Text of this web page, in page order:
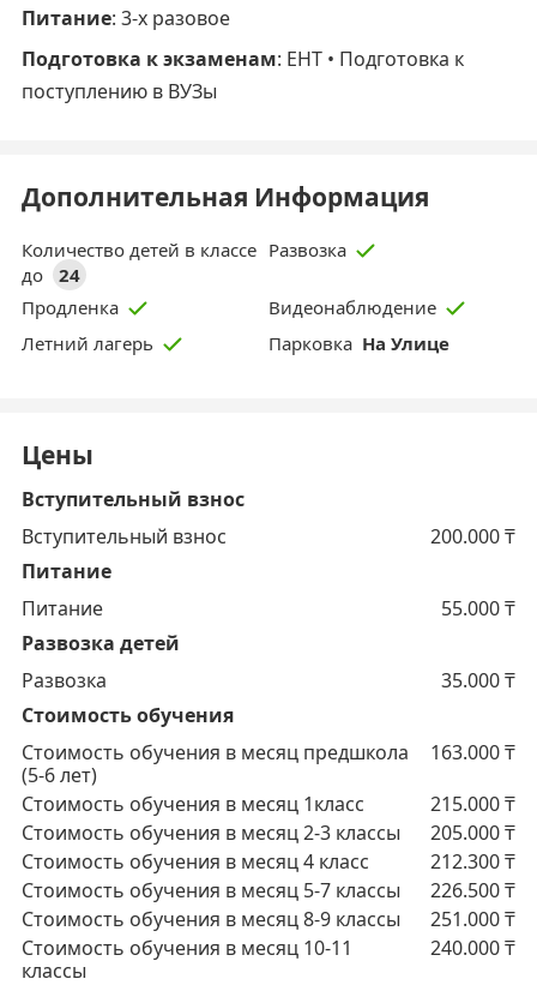
Питание: 3-х разовое
Подготовка к экзаменам: ЕНТ • Подготовка к
поступлению в ВУЗы
Дополнительная Информация
Количество детей в классе
до
24
Развозка
Продленка
Видеонаблюдение
Летний лагерь
Парковка На Улице
Цены
Вступительный взнос
Вступительный взнос
200.000₸
Питание
Питание
55.000₸
Развозка детей
Развозка
35.000₸
Стоимость обучения
Стоимость обучения в месяц предшкола
(5-6 лет)
163.000₸
Стоимость обучения в месяц 1класс
215.000₸
Стоимость обучения в месяц 2-3 классы
205.000₸
Стоимость обучения в месяц 4 класс
212.300₸
Стоимость обучения в месяц 5-7 классы
226.500₸
Стоимость обучения в месяц 8-9 классы
251.000₸
Стоимость обучения в месяц 10-11
классы
240.000₸